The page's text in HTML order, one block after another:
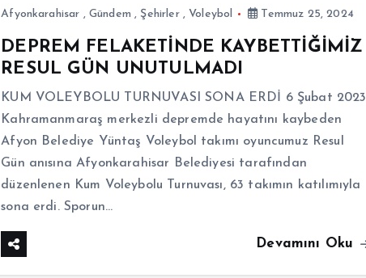
Afyonkarahisar , Gündem , Şehirler, Voleybol Temmuz 25, 2024
DEPREM FELAKETİNDE KAYBETTİĞİMİZ
RESUL GÜN UNUTULMADI
KUM VOLEYBOLU TURNUVASI SONA ERDİ 6 Şubat 2023
Kahramanmaraş merkezli depremde hayatını kaybeden
Afyon Belediye Yüntaş Voleybol takımı oyuncumuz Resul
Gün anısına Afyonkarahisar Belediyesi tarafından
düzenlenen Kum Voleybolu Turnuvası, 63 takımın katılımıyla
sona erdi. Sporun…
Devamını Oku